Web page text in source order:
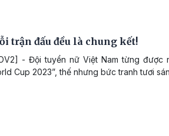
trận đấu đều là chung kết!
- Đội tuyển nữ Việt Nam từng được
Cup 2023”, thế nhưng bức tranh tươi